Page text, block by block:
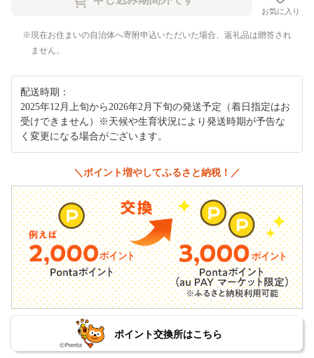
お気に入り
現在お住まいの自治体へ寄附申込いただいた場合、返礼品は贈答され
ません。
配送時期：
2025年12月上旬から2026年2月下旬の発送予定（着日指定はお
受けできません）※天候や生育状況により発送時期が予告な
く変更になる場合がございます。
＼ポイント増やしてふるさと納税！／
ポイント交換所はこちら